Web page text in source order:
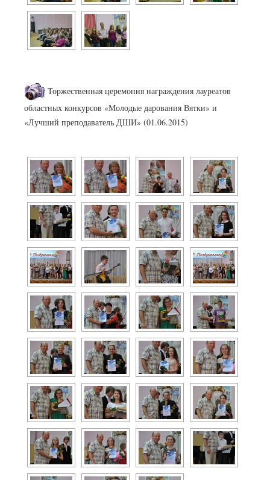
Торжественная церемония награждения лауреатов
областных конкурсов «Молодые дарования Вятки» и
«Лучший преподаватель ДШИ» (01.06.2015)